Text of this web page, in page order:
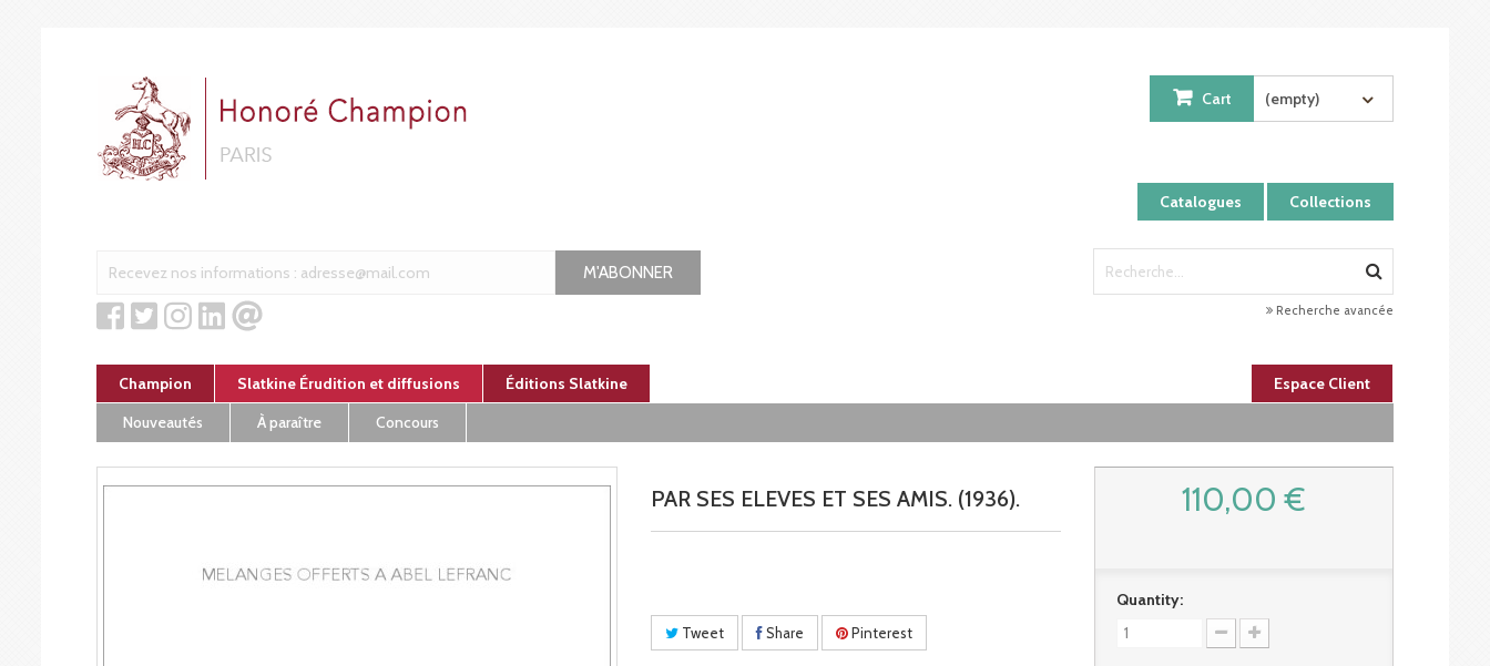
Catalogues Collections
Cart (empty)
M'ABONNER
Recherche avancée
Champion Slatkine Érudition et diffusions Éditions Slatkine
Espace Client
Nouveautés
À paraître Concours
PAR SES ELEVES ET SES AMIS. (1936).
Tweet Share Pinterest
110,00 €
Quantity: